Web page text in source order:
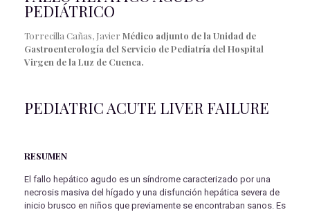
PEDIÁTRICO
Torrecilla Cañas, Javier Médico adjunto de la Unidad de
Gastroenterología del Servicio de Pediatría del Hospital
Virgen de la Luz de Cuenca.
PEDIATRIC ACUTE LIVER FAILURE
RESUMEN
El fallo hepático agudo es un síndrome caracterizado por una
necrosis masiva del hígado y una disfunción hepática severa de
inicio brusco en niños que previamente se encontraban sanos. Es